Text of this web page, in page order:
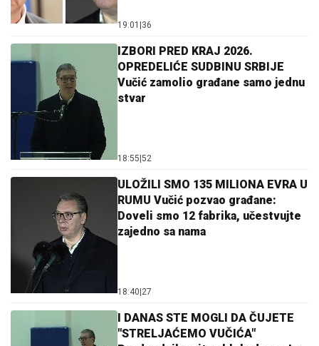
19:01 |36
IZBORI PRED KRAJ 2026.
OPREDELIĆE SUDBINU SRBIJE
Vučić zamolio građane samo jednu
stvar
18:55|52
ULOŽILI SMO 135 MILIONA EVRA U
RUMU Vučić pozvao građane:
Doveli smo 12 fabrika, učestvujte
zajedno sa nama
18:40|27
I DANAS STE MOGLI DA ČUJETE
"STRELJAĆEMO VUČIĆA"